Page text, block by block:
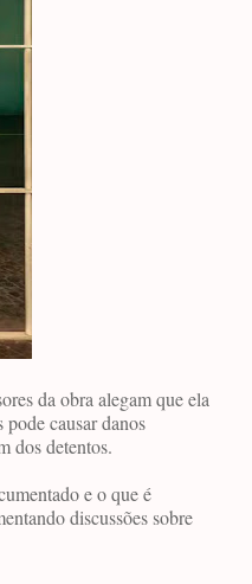
da obra alegam que ela
causar danos
dos detentos.
e o que é
discussões sobre